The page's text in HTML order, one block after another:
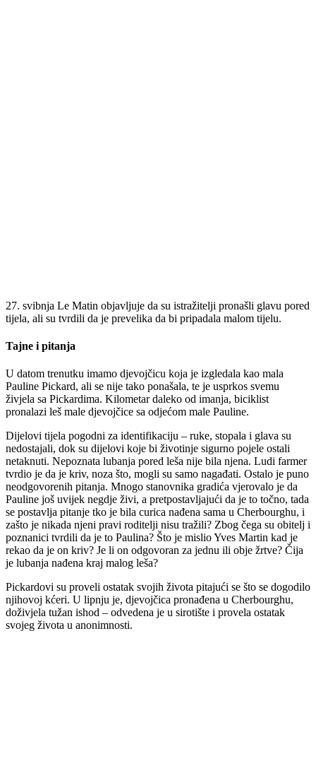
27. svibnja Le Matin objavljuje da su istražitelji pronašli glavu pored
tijela, ali su tvrdili da je prevelika da bi pripadala malom tijelu.
Tajne i pitanja
U datom trenutku imamo djevojčicu koja je izgledala kao mala
Pauline Pickard, ali se nije tako ponašala, te je usprkos svemu
živjela sa Pickardima. Kilometar daleko od imanja, biciklist
pronalazi leš male djevojčice sa odjećom male Pauline.
Dijelovi tijela pogodni za identifikaciju – ruke, stopala i glava su
nedostajali, dok su dijelovi koje bi životinje sigurno pojele ostali
netaknuti. Nepoznata lubanja pored leša nije bila njena. Ludi farmer
tvrdio je da je kriv, noza što, mogli su samo nagađati. Ostalo je puno
neodgovorenih pitanja. Mnogo stanovnika gradića vjerovalo je da
Pauline još uvijek negdje živi, a pretpostavljajući da je to točno, tada
se postavlja pitanje tko je bila curica nađena sama u Cherbourghu, i
zašto je nikada njeni pravi roditelji nisu tražili? Zbog čega su obitelj i
poznanici tvrdili da je to Paulina? Što je mislio Yves Martin kad je
rekao da je on kriv? Je li on odgovoran za jednu ili obje žrtve? Čija
je lubanja nađena kraj malog leša?
Pickardovi su proveli ostatak svojih života pitajući se što se dogodilo
njihovoj kćeri. U lipnju je, djevojčica pronađena u Cherbourghu,
doživjela tužan ishod – odvedena je u sirotište i provela ostatak
svojeg života u anonimnosti.